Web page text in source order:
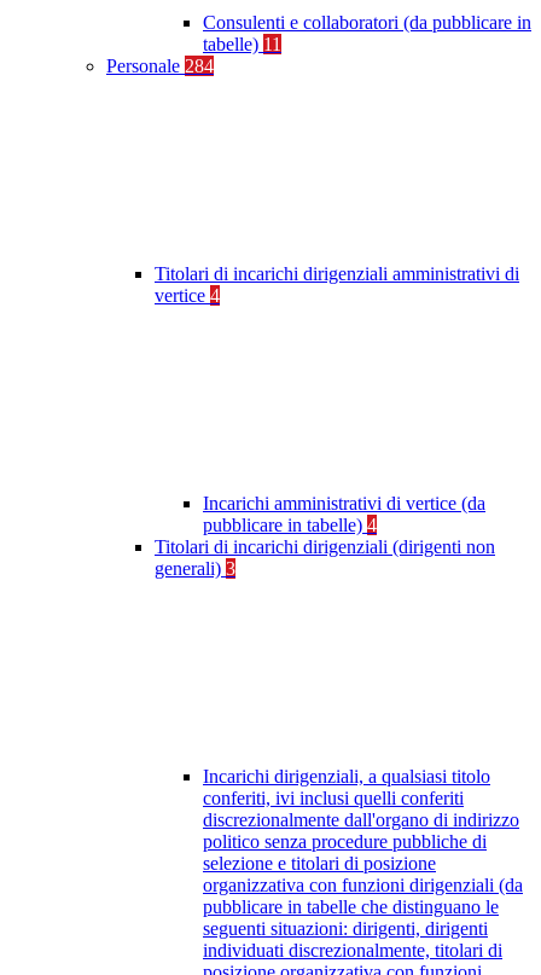
Consulenti e collaboratori (da pubblicare in
tabelle) 11
Personale 284
Titolari di incarichi dirigenziali amministrativi di
vertice 4
Incarichi amministrativi di vertice (da
pubblicare in tabelle) 4
Titolari di incarichi dirigenziali (dirigenti non
generali) 3
Incarichi dirigenziali, a qualsiasi titolo
conferiti, ivi inclusi quelli conferiti
discrezionalmente dall'organo di indirizzo
politico senza procedure pubbliche di
selezione e titolari di posizione
organizzativa con funzioni dirigenziali (da
pubblicare in tabelle che distinguano le
seguenti situazioni: dirigenti, dirigenti
individuati discrezionalmente, titolari di